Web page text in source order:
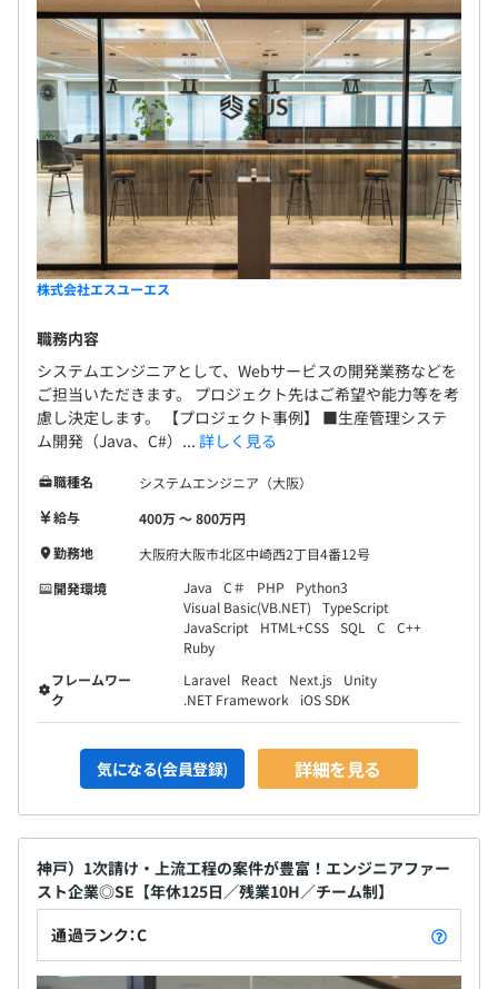
株式会社エスユーエス
職務内容
システムエンジニアとして、Webサービスの開発業務などを
ご担当いただきます。 プロジェクト先はご希望や能力等を考
慮し決定します。 【プロジェクト事例】 ■生産管理システ
ム開発（Java、C#）... 詳しく見る
職種名
システムエンジニア（大阪）
給与
400万 〜 800万円
勤務地
大阪府大阪市北区中崎西2丁目4番12号
開発環境
Java C＃ PHP
Python3
Visual Basic(VB.NET)
TypeScript
JavaScript
HTML+CSS SQL C
C++
Ruby
フレームワー
ク
Laravel React Next.js
Unity
.NET Framework
iOS SDK
気になる(会員登録) 詳細を見る
神戸）1次請け・上流工程の案件が豊富！エンジニアファー
スト企業◎SE【年休125日／残業10H／チーム制】
通過ランク：C